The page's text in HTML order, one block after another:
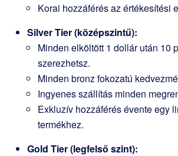
Korai hozzáférés az értékesítési
Silver Tier (középszintű):
Minden elköltött 1 dollár után 10
szerezhetsz.
Minden bronz fokozatú
Ingyenes szállítás minden
Exkluzív hozzáférés évente egy
termékhez.
Gold Tier (legfelső szint):